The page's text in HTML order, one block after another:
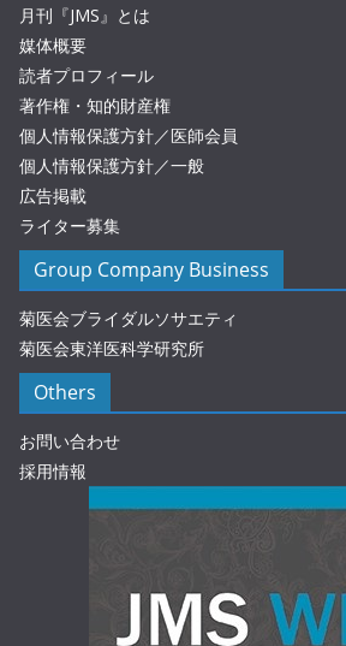
月刊『JMS』とは
媒体概要
読者プロフィール
著作権・知的財産権
個人情報保護方針／医師会員
個人情報保護方針／一般
広告掲載
ライター募集
Group Company Business
菊医会ブライダルソサエティ
菊医会東洋医科学研究所
Others
お問い合わせ
採用情報